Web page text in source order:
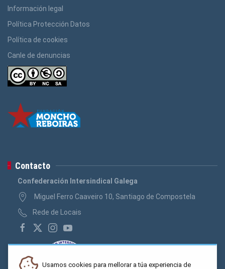
Información legal
Política Protección Datos
Política de cookies
Canle de denuncias
Contacto
Confederación Intersindical Galega
Miguel Ferro Caaveiro 10, Santiago de Compostela
Rede de Locais
Usamos cookies para mellorar a túa experiencia de